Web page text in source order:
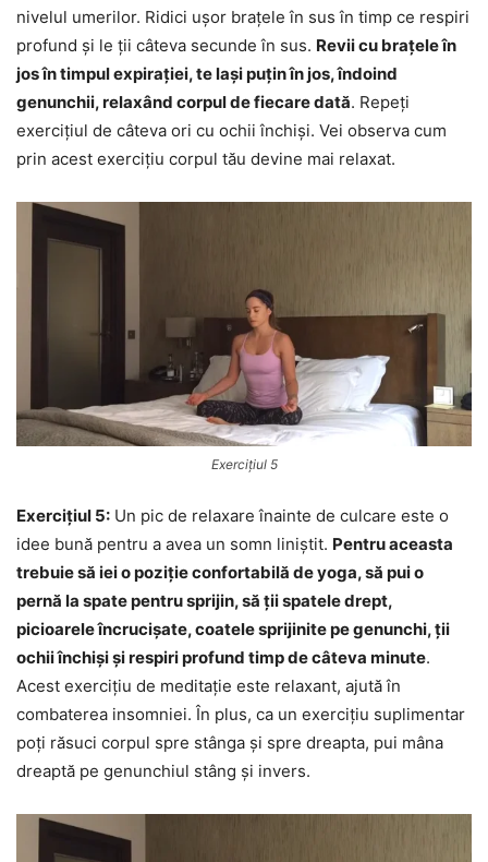
nivelul umerilor. Ridici ușor brațele în sus în timp ce respiri
profund și le ții câteva secunde în sus. Revii cu brațele în
jos în timpul expirației, te lași puțin în jos, îndoind
genunchii, relaxând corpul de fiecare dată. Repeți
exercițiul de câteva ori cu ochii închiși. Vei observa cum
prin acest exercițiu corpul tău devine mai relaxat.
Exercițiul 5
Exercițiul 5: Un pic de relaxare înainte de culcare este o
idee bună pentru a avea un somn liniștit. Pentru aceasta
trebuie să iei o poziție confortabilă de yoga, să pui o
pernă la spate pentru sprijin, să ții spatele drept,
picioarele încrucișate, coatele sprijinite pe genunchi, ții
ochii închiși și respiri profund timp de câteva minute.
Acest exercițiu de meditație este relaxant, ajută în
combaterea insomniei. În plus, ca un exercițiu suplimentar
poți răsuci corpul spre stânga și spre dreapta, pui mâna
dreaptă pe genunchiul stâng și invers.